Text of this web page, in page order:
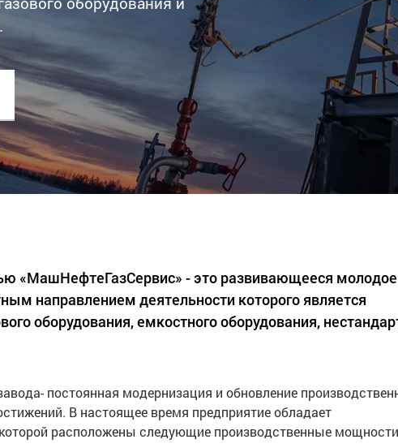
«МашНефтеГазСервис» - это развивающееся молодое
направлением деятельности которого является
оборудования, емкостного оборудования,
постоянная модернизация и обновление
В настоящее время предприятие обладает
расположены следующие производственные